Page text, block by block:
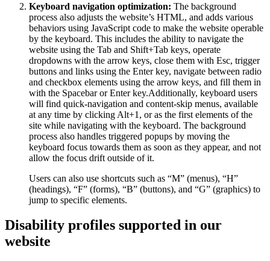
Keyboard navigation optimization: The background
process also adjusts the website’s HTML, and adds various
behaviors using JavaScript code to make the website operable
by the keyboard. This includes the ability to navigate the
website using the Tab and Shift+Tab keys, operate
dropdowns with the arrow keys, close them with Esc, trigger
buttons and links using the Enter key, navigate between radio
and checkbox elements using the arrow keys, and fill them in
with the Spacebar or Enter key.Additionally, keyboard users
will find quick-navigation and content-skip menus, available
at any time by clicking Alt+1, or as the first elements of the
site while navigating with the keyboard. The background
process also handles triggered popups by moving the
keyboard focus towards them as soon as they appear, and not
allow the focus drift outside of it.
Users can also use shortcuts such as “M” (menus), “H”
(headings), “F” (forms), “B” (buttons), and “G” (graphics) to
jump to specific elements.
Disability profiles supported in our
website